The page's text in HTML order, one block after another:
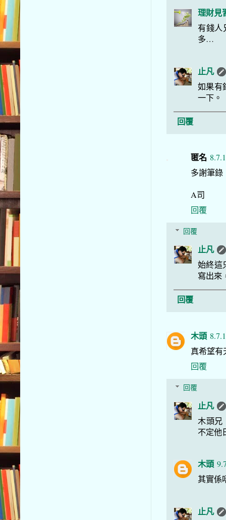
理財見
有錢人
多…
止凡
如果有
一下。
回覆
匿名
多謝筆錄
A司
回覆
回覆
止凡
始終這
寫出來
回覆
木頭
真希望有
回覆
回覆
止凡
木頭兄
不定他
木頭
其實係
止凡